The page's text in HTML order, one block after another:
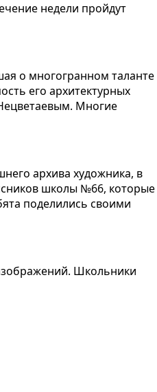
недели пройдут
о многогранном таланте
его архитектурных
Многие
архива художника, в
школы №66, которые
поделились своими
Школьники